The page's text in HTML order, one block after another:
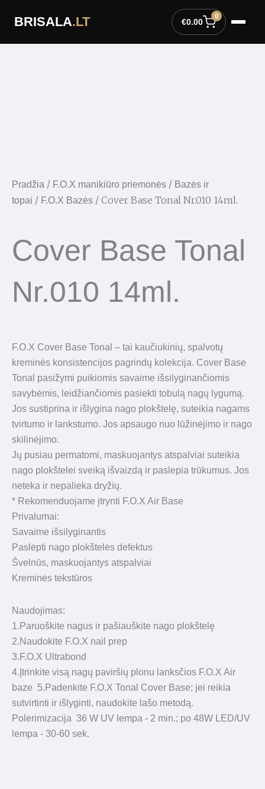
BRISALA.LT €0.00
0
Pradžia / F.O.X manikiūro priemonės / Bazės ir
topai / F.O.X Bazės / Cover Base Tonal Nr.010 14ml.
Cover Base Tonal
Nr.010 14ml.
F.O.X Cover Base Tonal – tai kaučiukinių, spalvotų
kreminės konsistencijos pagrindų kolekcija. Cover Base
Tonal pasižymi puikiomis savaime išsilyginančiomis
savybėmis, leidžiančiomis pasiekti tobulą nagų lygumą.
Jos sustiprina ir išlygina nago plokštelę, suteikia nagams
tvirtumo ir lankstumo. Jos apsaugo nuo lūžinėjimo ir nago
skilinėjimo.
Jų pusiau permatomi, maskuojantys atspalviai suteikia
nago plokštelei sveiką išvaizdą ir paslepia trūkumus. Jos
neteka ir nepalieka dryžių.
* Rekomenduojame įtrynti F.O.X Air Base
Privalumai:
Savaime išsilyginantis
Paslėpti nago plokštelės defektus
Švelnūs, maskuojantys atspalviai
Kreminės tekstūros
Naudojimas:
1.Paruoškite nagus ir pašiauškite nago plokštelę
2.Naudokite F.O.X nail prep
3.F.O.X Ultrabond
4.Įtrinkite visą nagų paviršių plonu lanksčios F.O.X Air
baze 5.Padenkite F.O.X Tonal Cover Base; jei reikia
sutvirtinti ir išlyginti, naudokite lašo metodą.
Polerimizacija 36 W UV lempa - 2 min.; po 48W LED/UV
lempa - 30-60 sek.